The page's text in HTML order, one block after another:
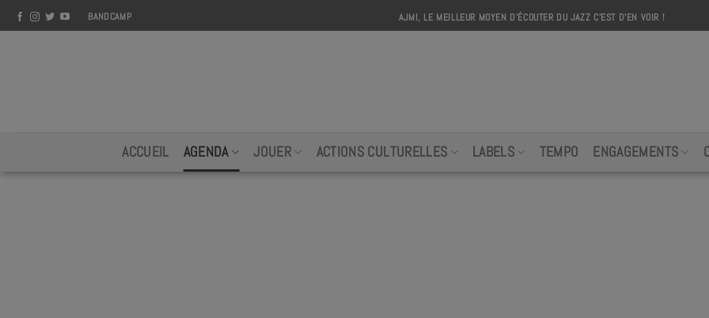
Skip
to
BANDCAMP AJMI, LE MEILLEUR MOYEN D'ÉCOUTER DU JAZZ C'EST D'EN VOIR !
ACCUEIL AGENDA JOUER ACTIONS CULTURELLES LABELS TEMPO ENGAGEMENTS